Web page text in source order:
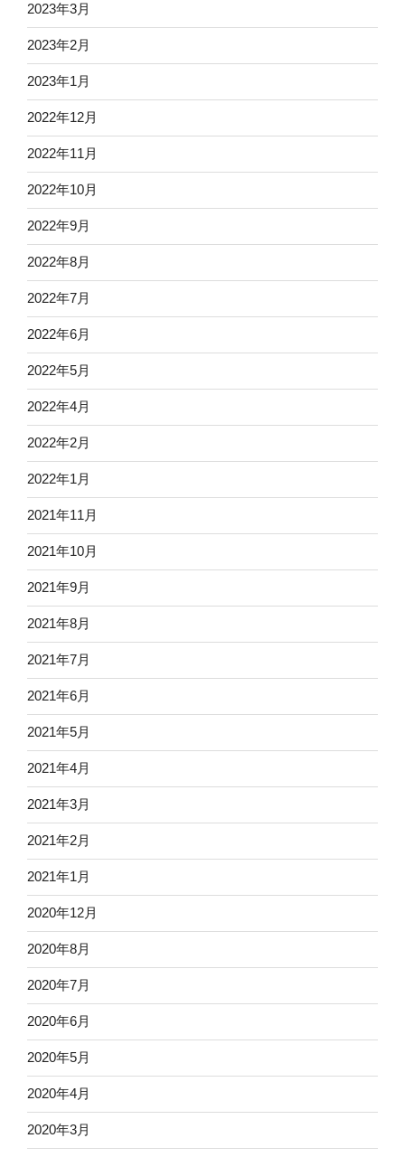
2023年3月
2023年2月
2023年1月
2022年12月
2022年11月
2022年10月
2022年9月
2022年8月
2022年7月
2022年6月
2022年5月
2022年4月
2022年2月
2022年1月
2021年11月
2021年10月
2021年9月
2021年8月
2021年7月
2021年6月
2021年5月
2021年4月
2021年3月
2021年2月
2021年1月
2020年12月
2020年8月
2020年7月
2020年6月
2020年5月
2020年4月
2020年3月